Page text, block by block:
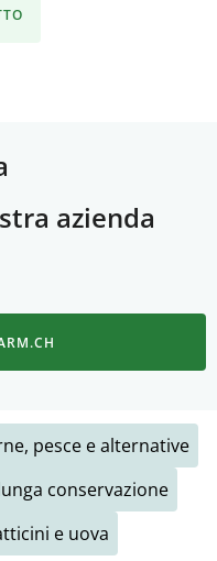
azienda
pesce e alternative
conservazione
e uova